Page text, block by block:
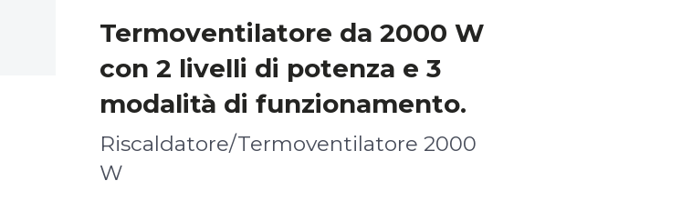
Termoventilatore da 2000 W
con 2 livelli di potenza e 3
modalità di funzionamento.
Riscaldatore/Termoventilatore 2000
W